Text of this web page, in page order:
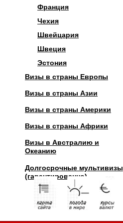
Франция
Чехия
Швейцария
Швеция
Эстония
Визы в страны Европы
Визы в страны Азии
Визы в страны Америки
Визы в страны Африки
Визы в Австралию и
Океанию
Долгосрочные мультивизы
(гарантированно)